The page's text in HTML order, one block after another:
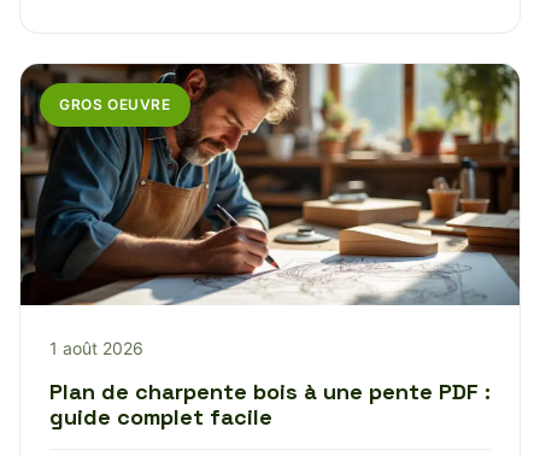
GROS OEUVRE
1 août 2026
Plan de charpente bois à une pente PDF :
guide complet facile